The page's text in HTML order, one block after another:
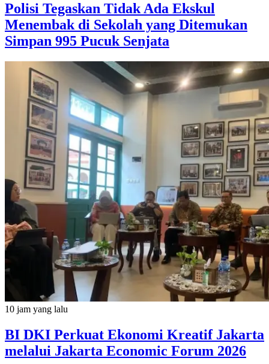
Polisi Tegaskan Tidak Ada Ekskul
Menembak di Sekolah yang Ditemukan
Simpan 995 Pucuk Senjata
10 jam yang lalu
BI DKI Perkuat Ekonomi Kreatif Jakarta
melalui Jakarta Economic Forum 2026